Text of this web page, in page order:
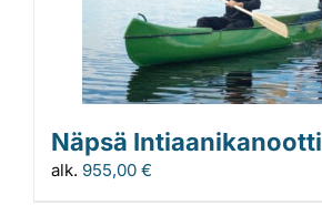
Asiakaskokemuksia
Näpsä Intiaanikanootti
alk. 955,00 €